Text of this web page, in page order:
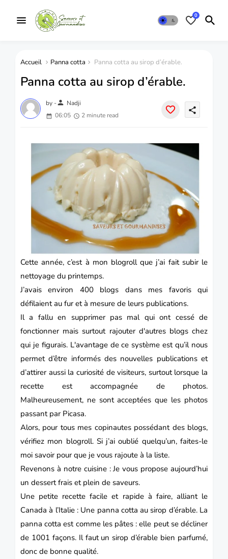
0
Accueil Panna cotta Panna cotta au sirop d’érable.
Panna cotta au sirop d’érable.
by -person Nadji
06:05
2 minute read
share
Cette année, c’est à mon blogroll que j’ai fait subir le
nettoyage du printemps.
J’avais environ 400 blogs dans mes favoris qui
défilaient au fur et à mesure de leurs publications.
Il a fallu en supprimer pas mal qui ont cessé de
fonctionner mais surtout rajouter d'autres blogs chez
qui je figurais. L'avantage de ce système est qu’il nous
permet d’être informés des nouvelles publications et
d’attirer aussi la curiosité de visiteurs, surtout lorsque la
recette est accompagnée de photos.
Malheureusement, ne sont acceptées que les photos
passant par Picasa.
Alors, pour tous mes copinautes possédant des blogs,
vérifiez mon blogroll. Si j’ai oublié quelqu’un, faites-le
moi savoir pour que je vous rajoute à la liste.
Revenons à notre cuisine :Je vous propose aujourd’hui
un dessert frais et plein de saveurs.
Une petite recette facile et rapide à faire, alliant le
Canada à l’Italie : Une panna cotta au sirop d’érable. La
panna cotta est comme les pâtes : elle peut se décliner
de 1001 façons. Il faut un sirop d’érable bien parfumé,
donc de bonne qualité.